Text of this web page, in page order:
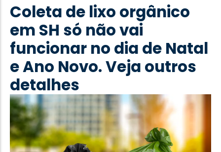
Destaque
Esporte
Geral
Obituário
Paraguai
Paraná
Política
Santa Helena e Região
Coleta de lixo orgânico
em SH só não vai
funcionar no dia de Natal
e Ano Novo. Veja outros
detalhes